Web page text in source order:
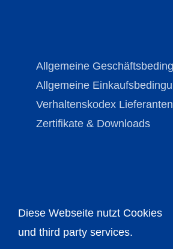
Allgemeine
Allgemeine
Verhaltenskodex Lieferanten
Zertifikate & Downloads
Copyright © Brechmann-Guss
Reserved |Impressum
Diese Webseite nutzt Cookies
und third party services.